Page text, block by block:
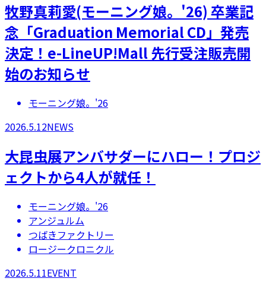
牧野真莉愛(モーニング娘。'26) 卒業記
念「Graduation Memorial CD」発売
決定！e-LineUP!Mall 先行受注販売開
始のお知らせ
モーニング娘。'26
2026.5.12NEWS
大昆虫展アンバサダーにハロー！プロジ
ェクトから4人が就任！
モーニング娘。'26
アンジュルム
つばきファクトリー
ロージークロニクル
2026.5.11EVENT